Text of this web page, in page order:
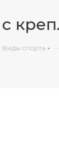
Виды спорта